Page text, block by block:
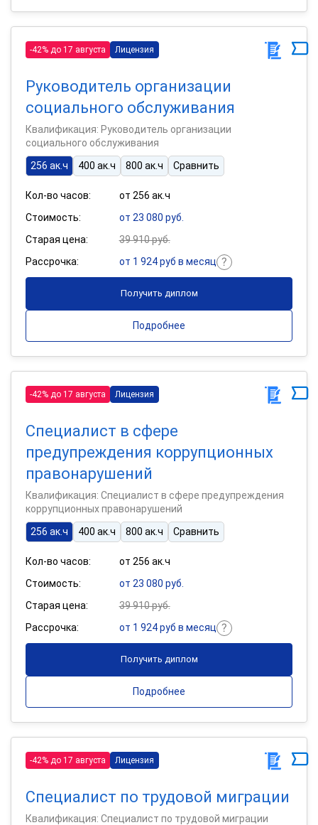
-42% до 17 августа Лицензия
Руководитель организации
социального обслуживания
Квалификация: Руководитель организации
социального обслуживания
256 ак.ч
400 ак.ч 800 ак.ч Сравнить
Кол-во часов:
от 256 ак.ч
Стоимость:
от 23 080 руб.
Старая цена:
39 910 руб.
Рассрочка:
от 1 924 руб в месяц
Получить диплом
Подробнее
-42% до 17 августа Лицензия
Специалист в сфере
предупреждения коррупционных
правонарушений
Квалификация: Специалист в сфере предупреждения
коррупционных правонарушений
256 ак.ч
400 ак.ч 800 ак.ч Сравнить
Кол-во часов:
от 256 ак.ч
Стоимость:
от 23 080 руб.
Старая цена:
39 910 руб.
Рассрочка:
от 1 924 руб в месяц
Получить диплом
Подробнее
-42% до 17 августа Лицензия
Специалист по трудовой миграции
Квалификация: Специалист по трудовой миграции